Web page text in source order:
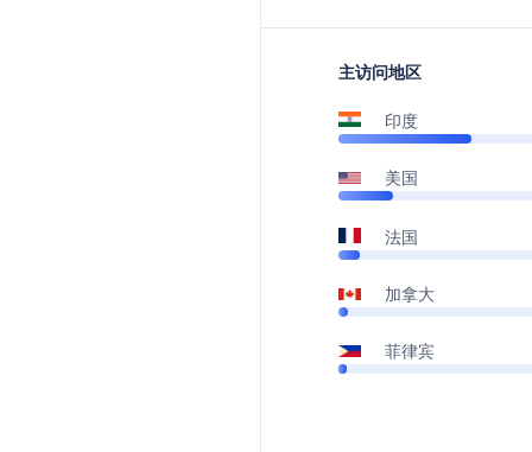
主访问地区
印度
美国
法国
加拿大
菲律宾